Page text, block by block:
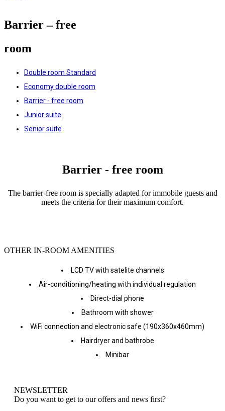
Barrier – free
room
Double room Standard
Economy double room
Barrier - free room
Junior suite
Senior suite
Barrier - free room
The barrier-free room is specially adapted for immobile guests and
meets the criteria for their maximum comfort.
OTHER IN-ROOM AMENITIES
LCD TV with satelite channels
Air-conditioning/heating with individual regulation
Direct-dial phone
Bathroom with shower
WiFi connection and electronic safe (190x360x460mm)
Hairdryer and bathrobe
Minibar
NEWSLETTER
Do you want to get to our offers and news first?